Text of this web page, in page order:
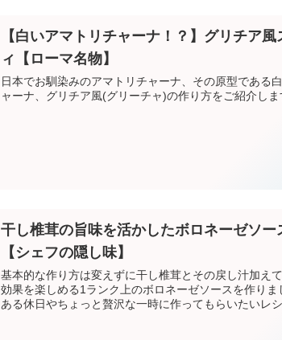
【白いアマトリチャーナ！？】グリチア
ィ【ローマ名物】
日本でお馴染みのアマトリチャーナ、その原型である
ャーナ、グリチア風(グリーチャ)の作り方をご紹介しま
干し椎茸の旨味を活かしたボロネーゼソー
【シェフの隠し味】
基本的な作り方は変えずに干し椎茸とその戻し汁加え
効果を楽しめる1ランク上のボロネーゼソースを作りま
ある休日やちょっと贅沢な一時に作ってもらいたいレシ